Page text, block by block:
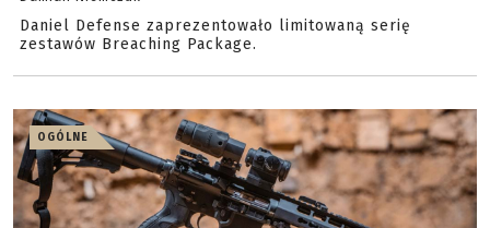
Daniel Defense zaprezentowało limitowaną serię
zestawów Breaching Package.
OGÓLNE